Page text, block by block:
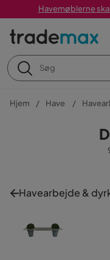
Havemøblerne
Hjem Have
Havearbejde &